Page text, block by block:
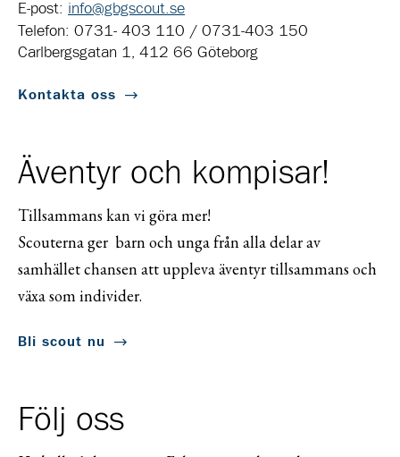
E-post: info@gbgscout.se
Telefon: 0731- 403 110 / 0731-403 150
Carlbergsgatan 1, 412 66 Göteborg
Kontakta oss
Äventyr och kompisar!
Tillsammans kan vi göra mer!
Scouterna ger barn och unga från alla delar av
samhället chansen att uppleva äventyr tillsammans och
växa som individer.
Bli scout nu
Följ oss